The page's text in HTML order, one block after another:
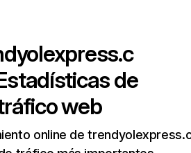
de
web
online de